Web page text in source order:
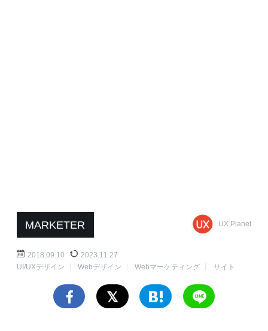
MARKETER UX Planet
2018.09.10
2023.11.27
UI/UXデザイン
Webデザイン Webマーケティング サイト